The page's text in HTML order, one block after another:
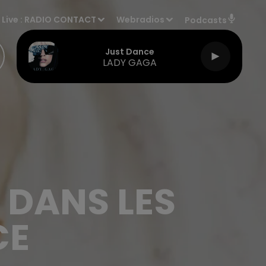
Live : RADIO CONTACT Webradios Podcasts
Just Dance
LADY GAGA
LES